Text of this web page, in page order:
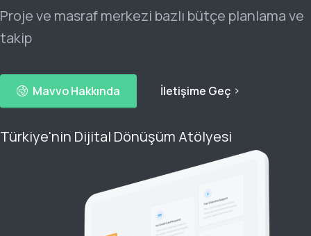
Proje ve masraf merkezi bazlı bütçe planlama ve
takip
Mavvo Hakkında İletişime Geç
Türkiye'nin Dijital Dönüşüm Atölyesi